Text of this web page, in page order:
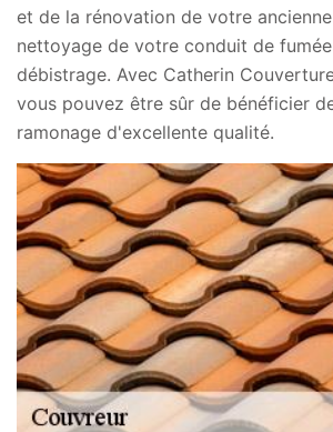
et de la rénovation de votre
nettoyage de votre conduit de
débistrage. Avec Catherin
vous pouvez être sûr de bénéficier
ramonage d'excellente qualité.